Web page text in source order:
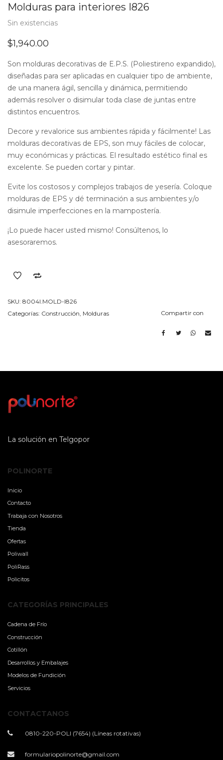
Molduras para interiores I826
Sin existencias
$1,940.00
Son molduras decorativas de E.P.S. (Poliestireno expandido),
diseñadas para ser aplicadas en cualquier tipo de ambiente,
de una manera ágil, sencilla y dinámica, permitiendo
además resolver o disimular toda clase de juntas entre
distintos encuentros.
Decore y revalorice sus ambientes rápida y fácilmente! Las
molduras decorativas de EPS, son muy fáciles de colocar,
muy económicas y prácticas. El resultado estético final es
excelente. Se pueden cortar y pintar.
Evite los costosos y complejos trabajos de yesería. Coloque
molduras de EPS y dé terminación a sus ambientes y/o
disimule imperfecciones en la mampostería.
¡Lo puede hacer usted mismo! Consúltenos, lo
asesoraremos.
SKU: 8004I.MOLD-I826
Categorías: Construcción Molduras Compartir con
La solución en Telgopor
POLINORTE
Inicio
Contacto
Trabaja con Nosotros
Tienda
Ofertas
Poliwall
PoliRass
Policitos
CATEGORÍAS PRINCIPALES
Cadena de Frío
Construcción
Cotillón
Desarrollos y Embalajes
Modelos de Fundición
Servicios
CONTACTANOS
0810-220-POLI (7654) (Líneas rotativas)
formulariopolinorte@gmail.com